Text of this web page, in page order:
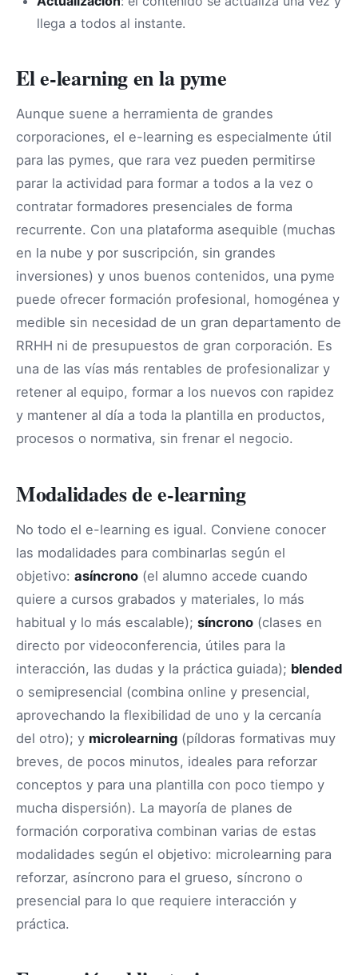
llega a todos al instante.
El e-learning en la pyme
Aunque suene a herramienta de grandes
corporaciones, el e-learning es especialmente útil
para las pymes, que rara vez pueden permitirse
parar la actividad para formar a todos a la vez o
contratar formadores presenciales de forma
recurrente. Con una plataforma asequible (muchas
en la nube y por suscripción, sin grandes
inversiones) y unos buenos contenidos, una pyme
puede ofrecer formación profesional, homogénea y
medible sin necesidad de un gran departamento de
RRHH ni de presupuestos de gran corporación. Es
una de las vías más rentables de profesionalizar y
retener al equipo, formar a los nuevos con rapidez
y mantener al día a toda la plantilla en productos,
procesos o normativa, sin frenar el negocio.
Modalidades de e-learning
No todo el e-learning es igual. Conviene conocer
las modalidades para combinarlas según el
objetivo: asíncrono (el alumno accede cuando
quiere a cursos grabados y materiales, lo más
habitual y lo más escalable); síncrono (clases en
directo por videoconferencia, útiles para la
interacción, las dudas y la práctica guiada); blended
o semipresencial (combina online y presencial,
aprovechando la flexibilidad de uno y la cercanía
del otro); y microlearning (píldoras formativas muy
breves, de pocos minutos, ideales para reforzar
conceptos y para una plantilla con poco tiempo y
mucha dispersión). La mayoría de planes de
formación corporativa combinan varias de estas
modalidades según el objetivo: microlearning para
reforzar, asíncrono para el grueso, síncrono o
presencial para lo que requiere interacción y
práctica.